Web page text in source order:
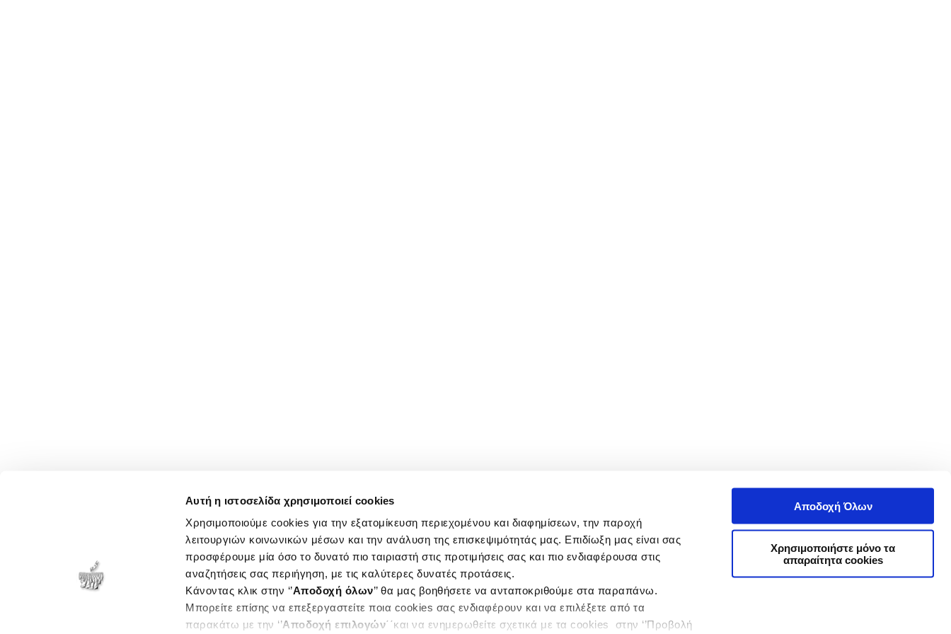
Αυτή η ιστοσελίδα χρησιμοποιεί cookies
Χρησιμοποιούμε cookies για την εξατομίκευση περιεχομένου και διαφημίσεων, την παροχή
λειτουργιών κοινωνικών μέσων και την ανάλυση της επισκεψιμότητάς μας. Επιδίωξη μας είναι σας
προσφέρουμε μία όσο το δυνατό πιο ταιριαστή στις προτιμήσεις σας και πιο ενδιαφέρουσα στις
αναζητήσεις σας περιήγηση, με τις καλύτερες δυνατές προτάσεις.
Κάνοντας κλικ στην ‘’Αποδοχή όλων’’ θα μας βοηθήσετε να ανταποκριθούμε στα παραπάνω.
Μπορείτε επίσης να επεξεργαστείτε ποια cookies σας ενδιαφέρουν και να επιλέξετε από τα
παρακάτω με την ‘’Αποδοχή επιλογών΄΄και να ενημερωθείτε σχετικά με τα cookies στην ‘’Προβολή
Αποδοχή Όλων
Χρησιμοποιήστε μόνο τα
απαραίτητα cookies